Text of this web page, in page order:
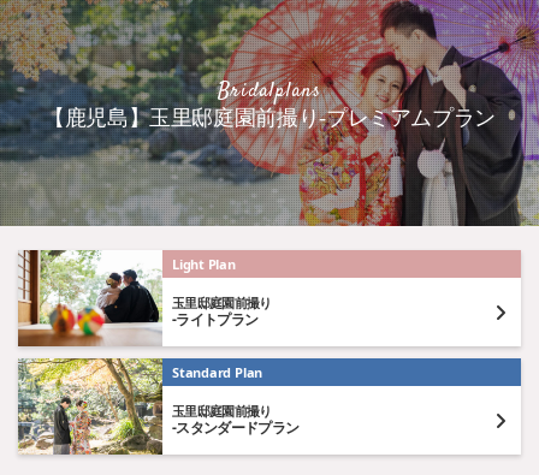
Bridalplans
【鹿児島】玉里邸庭園前撮り-プレミアムプラン
Light Plan
玉里邸庭園前撮り
-ライトプラン
Standard Plan
玉里邸庭園前撮り
-スタンダードプラン